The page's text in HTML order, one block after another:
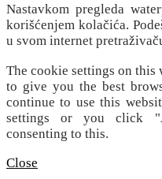
Nastavkom pregleda
korišćenjem kolačića.
u svom internet
The cookie settings on this
to give you the best
continue to use this
settings or you click
consenting to this.
Close